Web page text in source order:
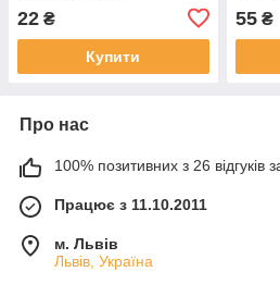
22 ₴
Купити
55₴
Про нас
100% позитивних з 26 відгуків
Працює з 11.10.2011
м. Львів
Львів, Україна